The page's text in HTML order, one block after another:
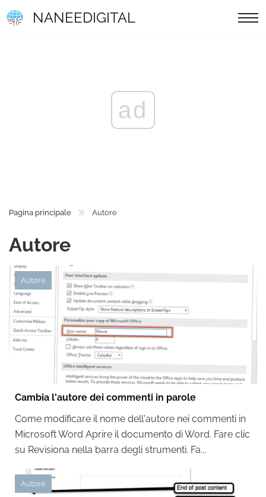
NANEEDIGITAL
ad
Pagina principale Autore
Autore
Autore
Cambia l'autore dei commenti in parole
Come modificare il nome dell'autore nei commenti in
Microsoft Word Aprire il documento di Word. Fare clic
su Revisiona nella barra degli strumenti. Fa...
Autore